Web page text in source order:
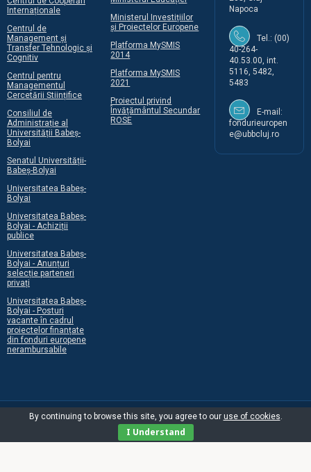
Internaționale
Centrul de
Management și
Transfer Tehnologic și
Cognitiv
Centrul pentru
Managementul
Cercetării Științifice
Consiliul de
Administrație al
Universității Babeș-
Bolyai
Senatul Universității-
Babeș-Bolyai
Universitatea Babeș-
Bolyai
Universitatea Babeș-
Bolyai - Achiziții
publice
Universitatea Babeș-
Bolyai - Anunțuri
selecție parteneri
privați
Universitatea Babeș-
Bolyai - Posturi
vacante în cadrul
proiectelor finanțate
din fonduri europene
nerambursabile
Ministerul Investițiilor
și Proiectelor Europene
Platforma MySMIS
2014
Platforma MySMIS
2021
Proiectul privind
Învățământul Secundar
ROSE
Napoca
Tel.: (00)
40-264-
40.53.00, int.
5116, 5482,
5483
E-mail:
fondurieuropen
e@ubbcluj.ro
By continuing to browse this site, you agree to our use of cookies.
I Understand